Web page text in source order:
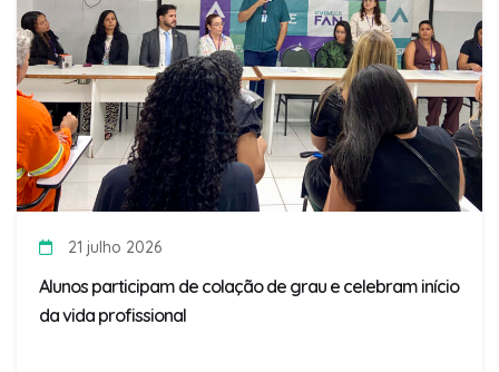
21 julho 2026
Alunos participam de colação de grau e celebram início
da vida profissional